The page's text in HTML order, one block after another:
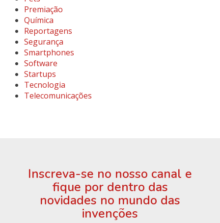
Premiação
Química
Reportagens
Segurança
Smartphones
Software
Startups
Tecnologia
Telecomunicações
Inscreva-se no nosso canal e
fique por dentro das
novidades no mundo das
invenções